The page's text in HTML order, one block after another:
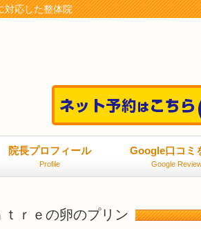
対応した整体院
院長プロフィール
Profile
Google口コミ
Google
ｔｒｅの卵のプリン